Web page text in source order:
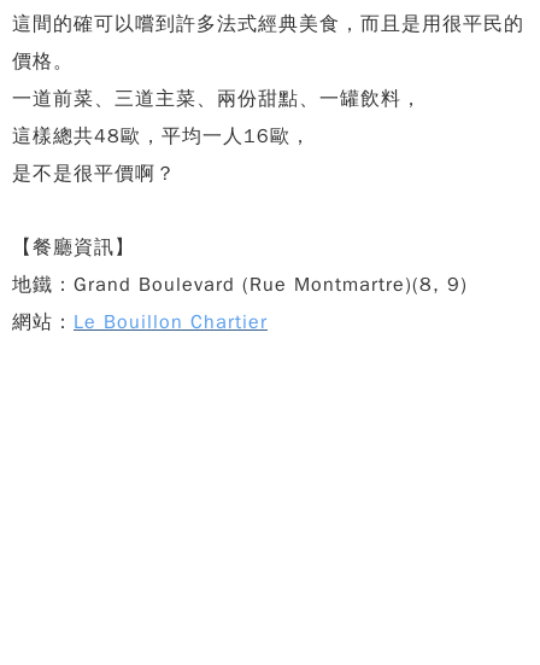
這間的確可以嚐到許多法式經典美食， 而且是用很平民的
價格。
一道前菜、三道主菜、兩份甜點、一罐飲料，
這樣總共48歐，平均一人16歐，
是不是很平價啊？
【餐廳資訊】
地鐵：Grand Boulevard (Rue Montmartre)(8, 9)
網站： Le Bouillon Chartier